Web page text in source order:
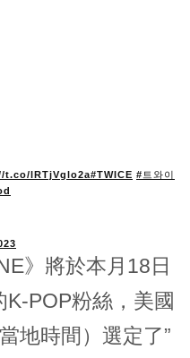
t.co/lRTjVglo2a#TWICE #트와이
》將於本月18日
POP粉絲，美國
地時間）選定了”